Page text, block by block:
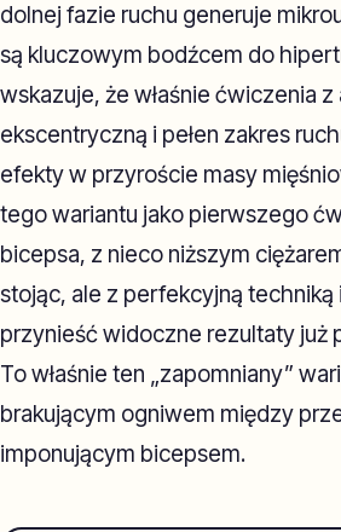
dolnej fazie ruchu generuje
są kluczowym bodźcem do
wskazuje, że właśnie ćwiczenia
ekscentryczną i pełen zakres
efekty w przyroście masy
tego wariantu jako pierwszego
bicepsa, z nieco niższym
stojąc, ale z perfekcyjną techniką
przynieść widoczne rezultaty już
To właśnie ten „zapomniany”
brakującym ogniwem między
imponującym bicepsem.